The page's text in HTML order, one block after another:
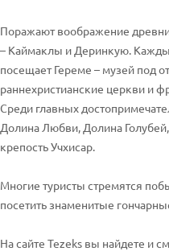
Поражают воображение
– Каймаклы и Деринкую.
посещает Гереме – музей под
раннехристианские церкви и
Среди главных
Долина Любви, Долина
крепость Учхисар.
Многие туристы стремятся
посетить знаменитые
На сайте Tezeks вы найдете и